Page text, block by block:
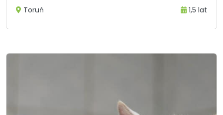
Toruń 1,5 lat